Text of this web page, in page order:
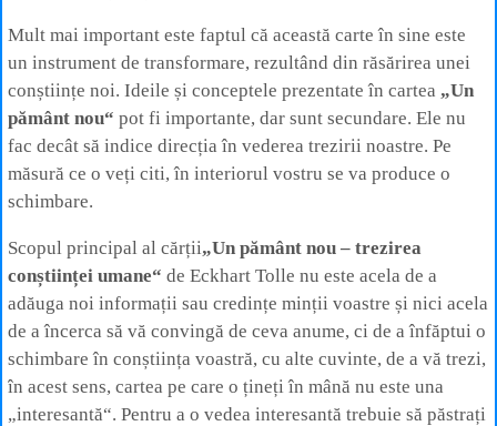
Mult mai important este faptul că această carte în sine este
un instrument de transformare, rezultând din răsărirea unei
conștiințe noi. Ideile și conceptele prezentate în cartea „Un
pământ nou“ pot fi importante, dar sunt secundare. Ele nu
fac decât să indice direcția în vederea trezirii noastre. Pe
măsură ce o veți citi, în interiorul vostru se va produce o
schimbare.
Scopul principal al cărții„Un pământ nou – trezirea
conștiinței umane“ de Eckhart Tolle nu este acela de a
adăuga noi informații sau credințe minții voastre și nici acela
de a încerca să vă convingă de ceva anume, ci de a înfăptui o
schimbare în conștiința voastră, cu alte cuvinte, de a vă trezi,
în acest sens, cartea pe care o țineți în mână nu este una
„interesantă“. Pentru a o vedea interesantă trebuie să păstrați